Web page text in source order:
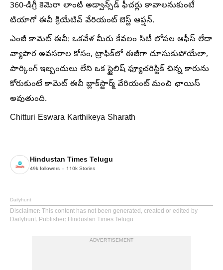
360-డిగ్రీ కెమెరా లాంటి అడ్వాన్స్‌డ్ ఫీచర్లు కావాలనుకుంటే
టియాగో ఈవీ క్రియేటివ్ వేరియంట్ బెస్ట్ ఆప్షన్.
ఎంజీ కామెట్ ఈవీ: ఒకవేళ మీరు కేవలం సిటీ లోపల ఆఫీస్ లేదా
వ్యాపార అవసరాల కోసం, ట్రాఫిక్‌లో ఈజీగా దూసుకుపోయేలా,
పార్కింగ్ ఇబ్బందులు లేని ఒక స్టైలిష్ ఫ్యూచరిస్టిక్ చిన్న కారును
కోరుకుంటే కామెట్ ఈవీ బ్లాక్‌స్టార్మ్ వేరియంట్ మంచి ఛాయిస్
అవుతుంది.
Chitturi Eswara Karthikeya Sharath
Hindustan Times Telugu
49k followers 110k Stories
Dailyhunt
Disclaimer: This content has not been generated, created or edited by
Dailyhunt. Publisher: Hindustan Times Telugu
ADVERTISEMENT